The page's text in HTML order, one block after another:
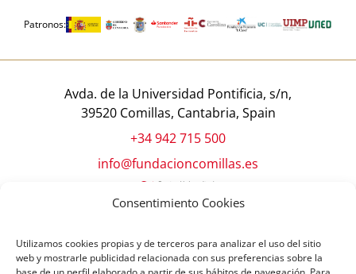
Consentimiento Cookies
Utilizamos cookies propias y de terceros para analizar el uso del sitio
web y mostrarle publicidad relacionada con sus preferencias sobre la
Patronos:
Avda. de la Universidad Pontificia, s/n,
39520 Comillas, Cantabria, Spain
+34 942 715 500
info@fundacioncomillas.es